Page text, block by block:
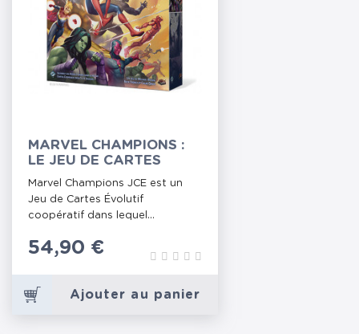
MARVEL CHAMPIONS :
LE JEU DE CARTES
Marvel Champions JCE est un
Jeu de Cartes Évolutif
coopératif dans lequel...
Prix
54,90 €
Ajouter au panier